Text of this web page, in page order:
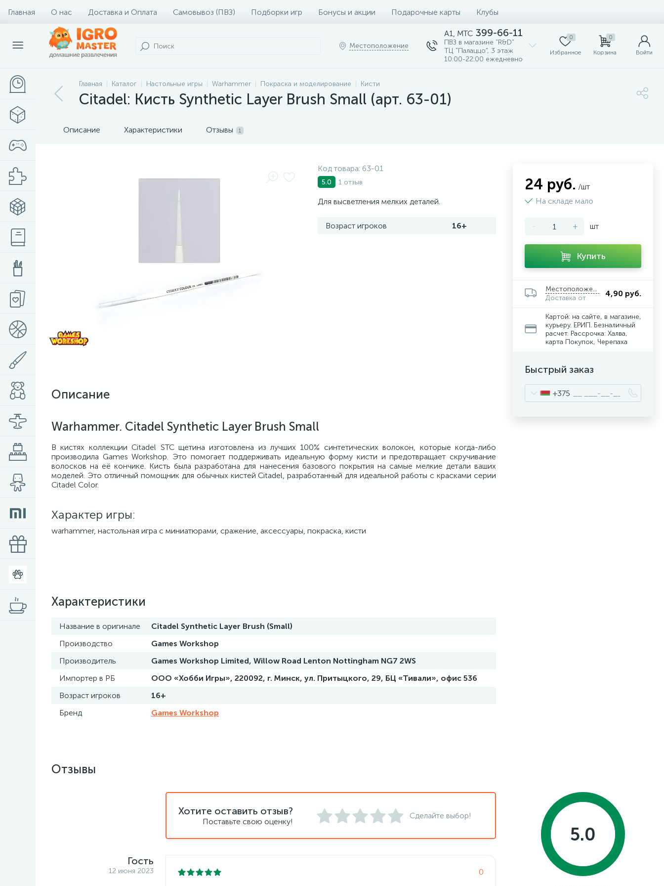
Главная О нас Доставка и Оплата Самовывоз (ПВЗ) Подборки игр Бонусы и акции Подарочные карты Клубы
Местоположение
A1, MTC 399-66-11
ПВЗ в магазине "R&D"
ТЦ "Палаццо", 3 этаж
10:00-22:00 ежедневно
0
Избранное
0
Корзина Войти
Главная Каталог Настольные игры Warhammer Покраска и моделирование Кисти
Citadel: Кисть Synthetic Layer Brush Small (арт. 63-01)
Описание Характеристики Отзывы 1
Код товара: 63-01
5.0 1 отзыв
Для высветления мелких деталей.
Возраст игроков 16+
Описание
Warhammer. Citadel Synthetic Layer Brush Small
В кистях коллекции Citadel STC щетина изготовлена ​​из лучших 100% синтетических волокон, которые когда-либо
производила Games Workshop. Это помогает поддерживать идеальную форму кисти и предотвращает скручивание
волосков на её кончике. Кисть была разработана для нанесения базового покрытия на самые мелкие детали ваших
моделей. Это отличный помощник для обычных кистей Citadel, разработанный для идеальной работы с красками серии
Citadel Color.
Характер игры:
warhammer, настольная игра с миниатюрами, сражение, аксессуары, покраска, кисти
Характеристики
Название в оригинале
Citadel Synthetic Layer Brush (Small)
Производство
Games Workshop
Производитель
Games Workshop Limited, Willow Road Lenton Nottingham NG7 2WS
Импортер в РБ
ООО «Хобби Игры», 220092, г. Минск, ул. Притыцкого, 29, БЦ «Тивали», офис 536
Возраст игроков
16+
Бренд
Games Workshop
24 руб. /шт
На складе мало
- + шт
Купить
Местоположение
Доставка от
4,90 руб.
Картой: на сайте, в магазине,
курьеру. ЕРИП. Безналичный
расчет. Рассрочка: Халва,
карта Покупок, Черепаха
Быстрый заказ
+375
Отзывы
Хотите оставить отзыв?
Поставьте свою оценку!
Сделайте выбор!
Гость
12 июня 2023 0
5.0